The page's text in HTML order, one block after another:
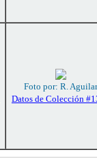
Foto por: R. Aguilar
Datos de Colección